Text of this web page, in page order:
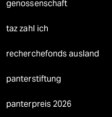
genossenschaft
taz zahl ich
recherchefonds ausland
panterstiftung
panterpreis 2026